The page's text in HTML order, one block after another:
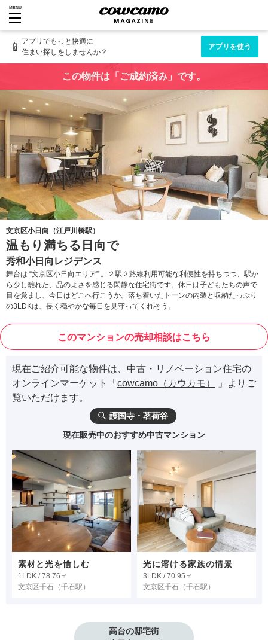
MENU
📱 アプリでもっと快適に
住まい探しをしませんか？
アプリを使う
この物件は「ご成約済み」です。
文京区小日向（江戸川橋駅）
温もり満ちる日向で
秀和小日向レジデンス
舞台は “文京区小日向エリア” 。２駅２路線利用可能な利便性を持ちつつ、駅か
ら少し離れた、品のよさを感じる閑静な住宅街です。休日は子どもたちの声で
目を覚まし、今日はどこへ行こうか。落ち着いたトーンの内装と収納たっぷり
の3LDKは、長く穏やかな毎日を見守ってくれそう。
このマンションの売却相談はこちら
現在ご紹介可能な物件は、中古・リノベーション住宅の
オンラインマーケット「 cowcamo（カウカモ）
」よりご
覧いただけます。
護国寺・茗荷谷
現在販売中のおすすめ中古マンション
素材と光を愉しむ
1LDK / 78.76㎡
文京区千石 （千石駅）
光に溶ける家族の情景
3LDK / 70.95㎡
文京区千石 （千石駅）
高台の邸宅街